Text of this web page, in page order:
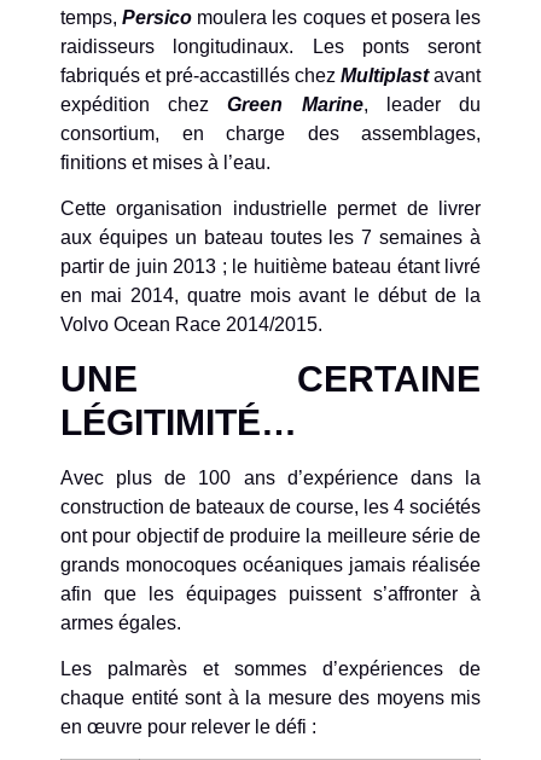
temps,Persico moulera les coques et posera les
raidisseurs longitudinaux. Les ponts seront
fabriqués et pré-accastillés chez Multiplast avant
expédition chezGreen Marine, leader du
consortium, en charge des assemblages,
finitions et mises à l’eau.
Cette organisation industrielle permet de livrer
aux équipes un bateau toutes les 7 semaines à
partir de juin 2013 ; le huitième bateau étant livré
en mai 2014, quatre mois avant le début de la
Volvo Ocean Race 2014/2015.
UNE CERTAINE
LÉGITIMITÉ…
Avec plus de 100 ans d’expérience dans la
construction de bateaux de course, les 4 sociétés
ont pour objectif de produire la meilleure série de
grands monocoques océaniques jamais réalisée
afin que les équipages puissent s’affronter à
armes égales.
Les palmarès et sommes d’expériences de
chaque entité sont à la mesure des moyens mis
en œuvre pour relever le défi :